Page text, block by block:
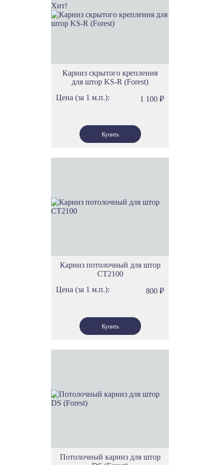
Хит!
Карниз скрытого крепления
для штор KS-R (Forest)
Цена (за 1 м.п.):
1 100 ₽
Карниз потолочный для штор
СТ2100
Цена (за 1 м.п.):
800 ₽
Потолочный карниз для штор